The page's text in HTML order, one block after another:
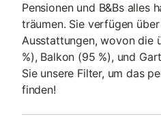
Pensionen und B&Bs alles
träumen. Sie verfügen
Ausstattungen, wovon die
%), Balkon (95 %), und
Sie unsere Filter, um das
finden!